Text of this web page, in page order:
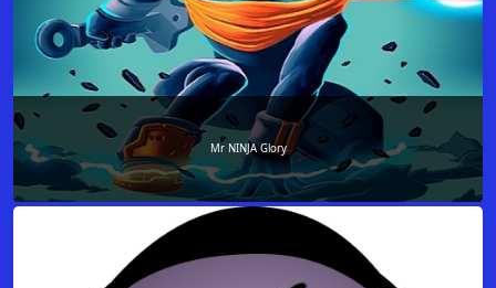
Mr NINJA Glory